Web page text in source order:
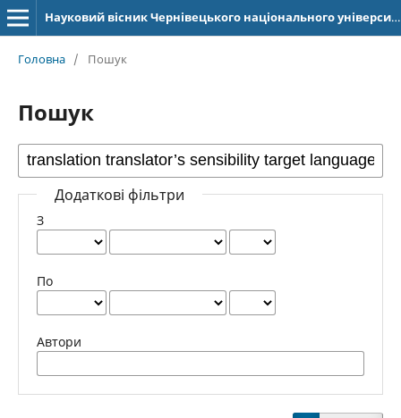
Науковий вісник Чернівецького національного університету імені Юрія Федьковича. Серія: Германська філологія
Головна / Пошук
Пошук
Додаткові фільтри
З
По
Автори